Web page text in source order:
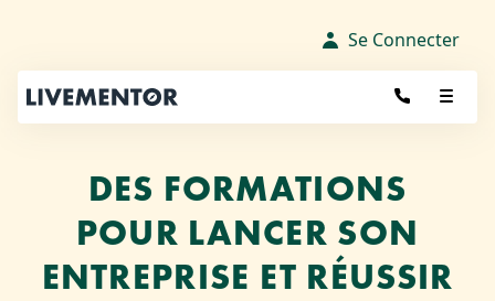
contenu
Se Connecter
DES FORMATIONS
POUR LANCER SON
ENTREPRISE ET RÉUSSIR